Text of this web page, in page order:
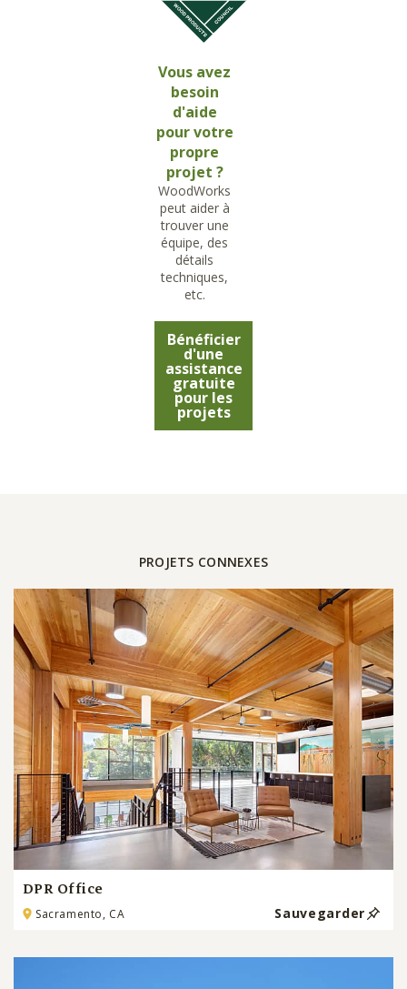
Vous avez
besoin
d'aide
pour votre
propre
projet ?
WoodWorks
peut aider à
trouver une
équipe, des
détails
techniques,
etc.
Bénéficier
d'une
assistance
gratuite
pour les
projets
PROJETS CONNEXES
DPR Office
Sacramento, CA Sauvegarder